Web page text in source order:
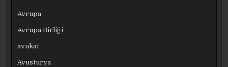
Avrupa
Avrupa Birliği
avukat
Avusturya